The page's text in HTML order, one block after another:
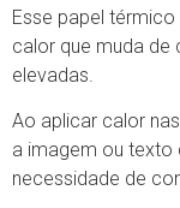
Esse papel
calor que muda de
elevadas.
Ao aplicar calor
a imagem ou texto
necessidade de